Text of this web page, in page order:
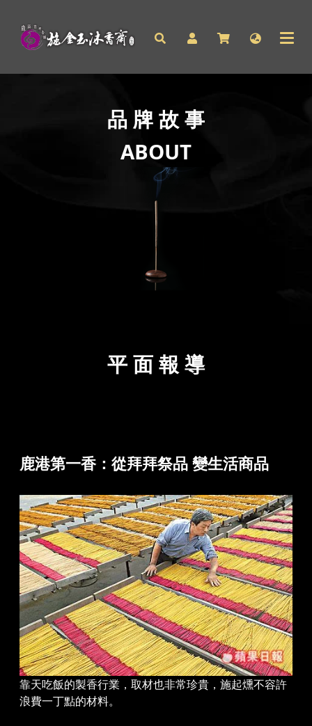
品 牌 故事
ABOUT
平 面 報 導
鹿港第一香：從拜拜祭品 變生活商品
靠天吃飯的製香行業，取材也非常珍貴，施起燻不容許
浪費一丁點的材料。